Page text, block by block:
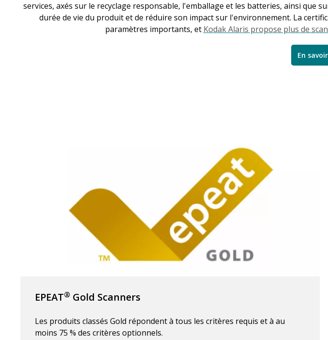
services, axés sur le recyclage responsable, l'emballage et les batteries, ainsi que
durée de vie du produit et de réduire son impact sur l'environnement. La
paramètres importants, et Kodak Alaris propose plus de
En
EPEAT® Gold Scanners
Les produits classés Gold répondent à tous les critères requis et à au
moins 75 % des critères optionnels.